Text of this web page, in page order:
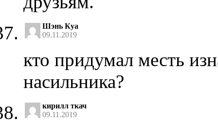
Шэнь Куа
09.11.2019
кто придумал месть
насильника?
кирилл ткач
09.11.2019